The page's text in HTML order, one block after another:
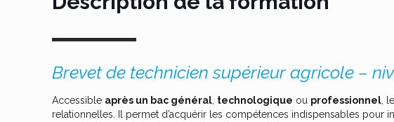
Brevet de technicien supérieur agricole –
Accessible après un bac général technologique ou professionnel ,
relationnelles. Il permet d’acquérir les compétences indispensables pour